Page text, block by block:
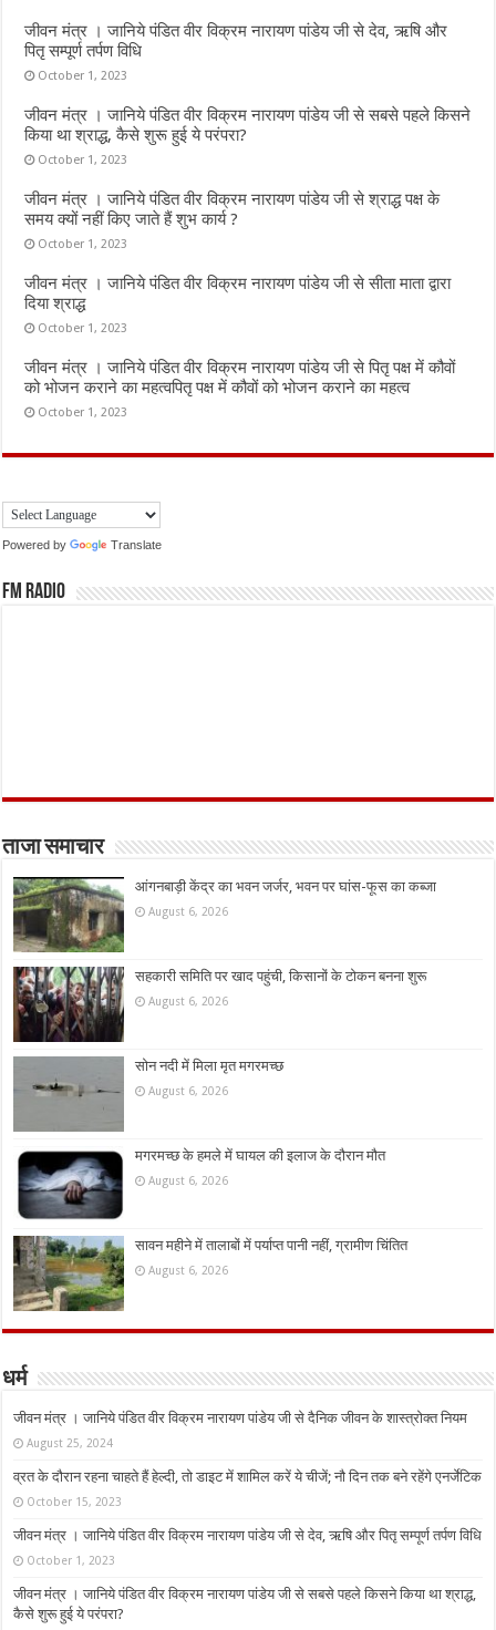
जीवन मंत्र । जानिये पंडित वीर विक्रम नारायण पांडेय जी से देव, ऋषि और
पितृ सम्पूर्ण तर्पण विधि
October 1, 2023
जीवन मंत्र । जानिये पंडित वीर विक्रम नारायण पांडेय जी से सबसे पहले किसने
किया था श्राद्ध, कैसे शुरू हुई ये परंपरा?
October 1, 2023
जीवन मंत्र । जानिये पंडित वीर विक्रम नारायण पांडेय जी से श्राद्ध पक्ष के
समय क्यों नहीं किए जाते हैं शुभ कार्य ?
October 1, 2023
जीवन मंत्र । जानिये पंडित वीर विक्रम नारायण पांडेय जी से सीता माता द्वारा
दिया श्राद्ध
October 1, 2023
जीवन मंत्र । जानिये पंडित वीर विक्रम नारायण पांडेय जी से पितृ पक्ष में कौवों
को भोजन कराने का महत्वपितृ पक्ष में कौवों को भोजन कराने का महत्व
October 1, 2023
Powered by Translate
FM Radio
ताजा समाचार
आंगनबाड़ी केंद्र का भवन जर्जर, भवन पर घांस-फूस का कब्जा
August 6, 2026
सहकारी समिति पर खाद पहुंची, किसानों के टोकन बनना शुरू
August 6, 2026
सोन नदी में मिला मृत मगरमच्छ
August 6, 2026
मगरमच्छ के हमले में घायल की इलाज के दौरान मौत
August 6, 2026
सावन महीने में तालाबों में पर्याप्त पानी नहीं, ग्रामीण चिंतित
August 6, 2026
धर्म
जीवन मंत्र । जानिये पंडित वीर विक्रम नारायण पांडेय जी से दैनिक जीवन के शास्त्रोक्त नियम
August 25, 2024
व्रत के दौरान रहना चाहते हैं हेल्दी, तो डाइट में शामिल करें ये चीजें; नौ दिन तक बने रहेंगे एनर्जेटिक
October 15, 2023
जीवन मंत्र । जानिये पंडित वीर विक्रम नारायण पांडेय जी से देव, ऋषि और पितृ सम्पूर्ण तर्पण विधि
October 1, 2023
जीवन मंत्र । जानिये पंडित वीर विक्रम नारायण पांडेय जी से सबसे पहले किसने किया था श्राद्ध,
कैसे शुरू हुई ये परंपरा?